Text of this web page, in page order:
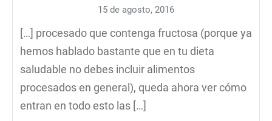
15 de agosto, 2016
[…] procesado que contenga fructosa (porque ya
hemos hablado bastante que en tu dieta
saludable no debes incluir alimentos
procesados en general), queda ahora ver cómo
entran en todo esto las […]